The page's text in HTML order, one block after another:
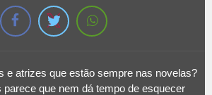
e atrizes que estão sempre nas novelas?
que nem dá tempo de esquecer